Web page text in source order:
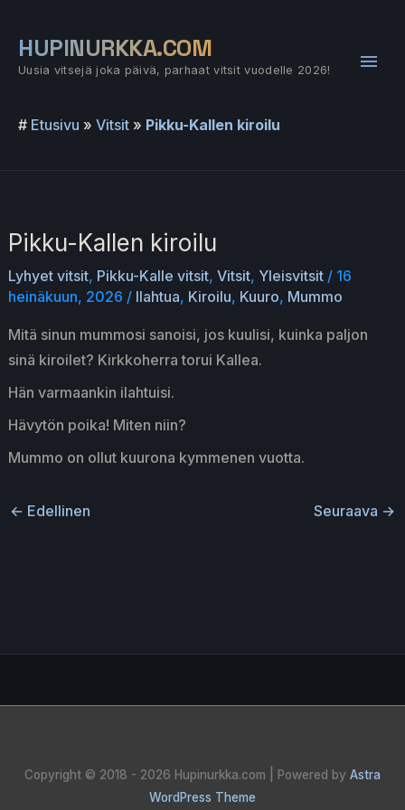
sisältöön
HUPINURKKA.COM
Uusia vitsejä joka päivä, parhaat vitsit vuodelle 2026!
# Etusivu » Vitsit » Pikku-Kallen kiroilu
Pikku-Kallen kiroilu
Lyhyet vitsit, Pikku-Kalle vitsit, Vitsit, Yleisvitsit/ 16
heinäkuun, 2026 / Ilahtua, Kiroilu, Kuuro, Mummo
Mitä sinun mummosi sanoisi, jos kuulisi, kuinka paljon
sinä kiroilet? Kirkkoherra torui Kallea.
Hän varmaankin ilahtuisi.
Hävytön poika! Miten niin?
Mummo on ollut kuurona kymmenen vuotta.
← Edellinen Seuraava →
Copyright © 2018 - 2026 Hupinurkka.com | Powered by Astra
WordPress Theme